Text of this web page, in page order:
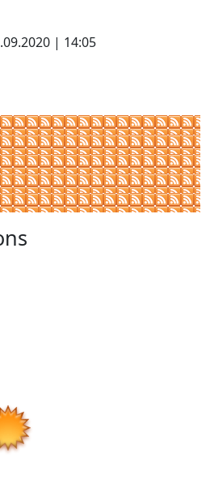
| 14:05